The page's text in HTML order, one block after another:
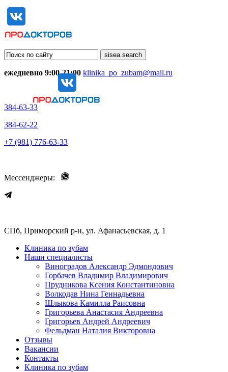
ежедневно 9:00-21:00 klinika_po_zubam@mail.ru
384-63-33
384-62-22
+7 (981) 776-63-33
Мессенджеры:
СПб, Приморский р-н, ул. Афанасьевская, д. 1
Клиника по зубам
Наши специалисты
Виноградов Александр Эдмондович
Горбачев Владимир Владимирович
Прудникова Ксения Константиновна
Волкодав Нина Геннадьевна
Шлыкова Камилла Раисовна
Григорьева Анастасия Андреевна
Григорьев Андрей Андреевич
Фельдман Наталия Викторовна
Отзывы
Вакансии
Контакты
Клиника по зубам